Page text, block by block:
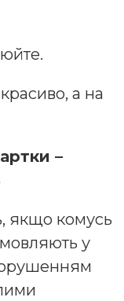
а на
–
якщо комусь
у